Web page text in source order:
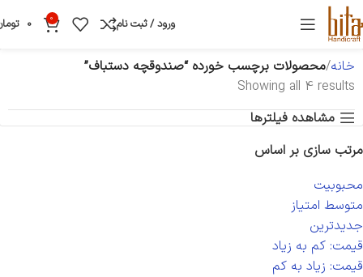
ورود / ثبت نام 0
0
خانه محصولات برچسب خورده “صندوقچه دستباف”
Showing all 4 results
مشاهده فیلترها
مرتب سازی بر اساس
محبوبیت
متوسط امتیاز
جدیدترین
قیمت: کم به زیاد
قیمت: زیاد به کم